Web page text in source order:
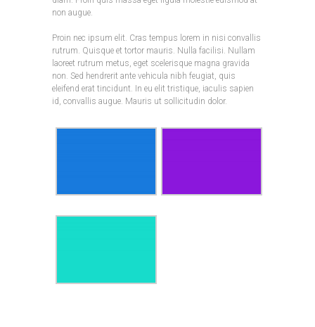
non augue.
Proin nec ipsum elit. Cras tempus lorem in nisi convallis
rutrum. Quisque et tortor mauris. Nulla facilisi. Nullam
laoreet rutrum metus, eget scelerisque magna gravida
non. Sed hendrerit ante vehicula nibh feugiat, quis
eleifend erat tincidunt. In eu elit tristique, iaculis sapien
id, convallis augue. Mauris ut sollicitudin dolor.